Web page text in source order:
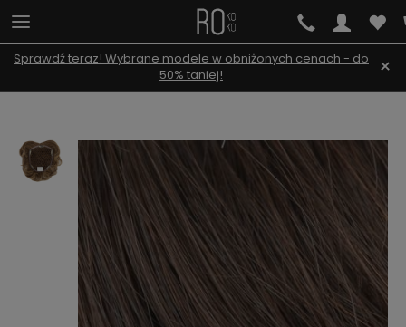
Sprawdź teraz! Wybrane modele w obniżonych cenach - do
50% taniej!
×